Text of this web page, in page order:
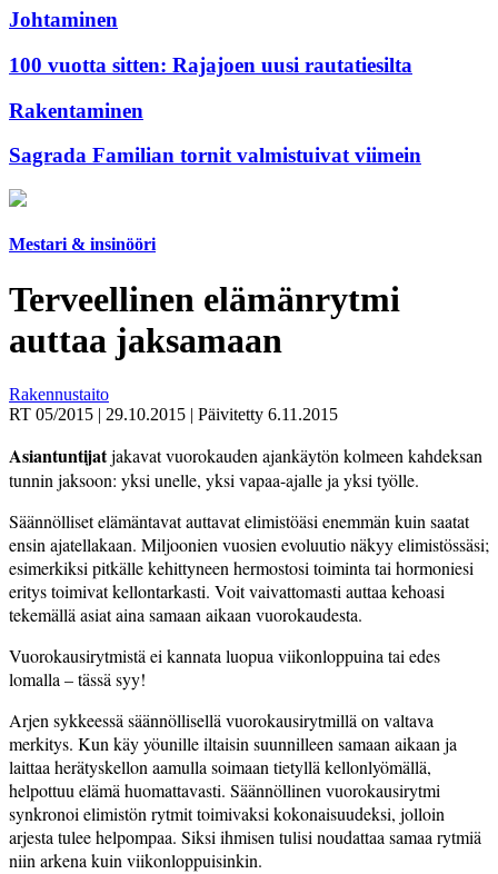
Johtaminen
100 vuotta sitten: Rajajoen uusi rautatiesilta
Rakentaminen
Sagrada Familian tornit valmistuivat viimein
Mestari & insinööri
Terveellinen elämänrytmi
auttaa jaksamaan
Rakennustaito
RT 05/2015 | 29.10.2015 | Päivitetty 6.11.2015
Asiantuntijatjakavat vuorokauden ajankäytön kolmeen kahdeksan
tunnin jaksoon: yksi unelle, yksi vapaa-ajalle ja yksi työlle.
Säännölliset elämäntavat auttavat elimistöäsi enemmän kuin saatat
ensin ajatellakaan. Miljoonien vuosien evoluutio näkyy elimistössäsi;
esimerkiksi pitkälle kehittyneen hermostosi toiminta tai hormoniesi
eritys toimivat kellontarkasti. Voit vaivattomasti auttaa kehoasi
tekemällä asiat aina samaan aikaan vuorokaudesta.
Vuorokausirytmistä ei kannata luopua viikonloppuina tai edes
lomalla – tässä syy!
Arjen sykkeessä säännöllisellä vuorokausirytmillä on valtava
merkitys. Kun käy yöunille iltaisin suunnilleen samaan aikaan ja
laittaa herätyskellon aamulla soimaan tietyllä kellonlyömällä,
helpottuu elämä huomattavasti. Säännöllinen vuorokausirytmi
synkronoi elimistön rytmit toimivaksi kokonaisuudeksi, jolloin
arjesta tulee helpompaa. Siksi ihmisen tulisi noudattaa samaa rytmiä
niin arkena kuin viikonloppuisinkin.